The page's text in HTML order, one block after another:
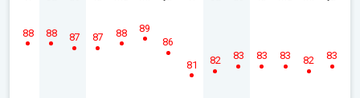
88 88 87 87 88 89
86
81 82 83 83 83 82 83